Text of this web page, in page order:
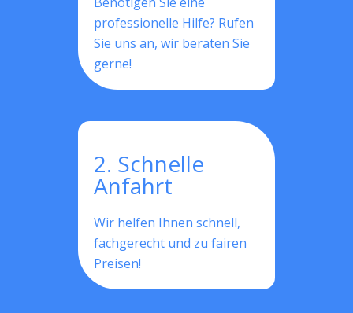
professionelle Hilfe? Rufen
Sie uns an, wir beraten Sie
gerne!
2. Schnelle
Anfahrt
Wir helfen Ihnen schnell,
fachgerecht und zu fairen
Preisen!